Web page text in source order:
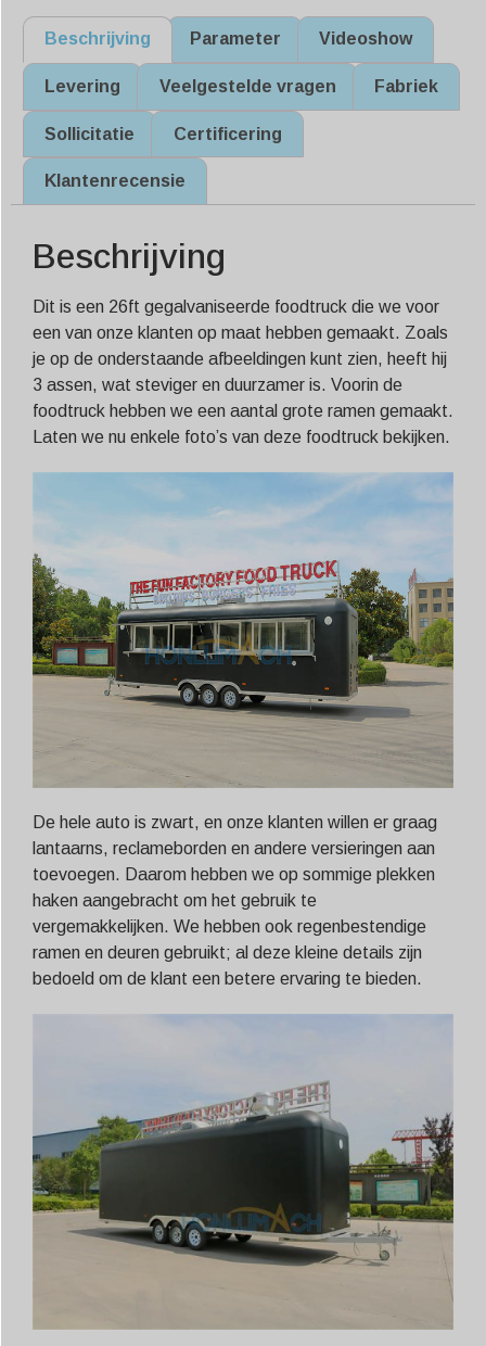
Beschrijving Parameter Videoshow
Levering Veelgestelde vragen Fabriek
Sollicitatie Certificering
Klantenrecensie
Beschrijving
Dit is een 26ft gegalvaniseerde foodtruck die we voor
een van onze klanten op maat hebben gemaakt. Zoals
je op de onderstaande afbeeldingen kunt zien, heeft hij
3 assen, wat steviger en duurzamer is. Voorin de
foodtruck hebben we een aantal grote ramen gemaakt.
Laten we nu enkele foto’s van deze foodtruck bekijken.
De hele auto is zwart, en onze klanten willen er graag
lantaarns, reclameborden en andere versieringen aan
toevoegen. Daarom hebben we op sommige plekken
haken aangebracht om het gebruik te
vergemakkelijken. We hebben ook regenbestendige
ramen en deuren gebruikt; al deze kleine details zijn
bedoeld om de klant een betere ervaring te bieden.